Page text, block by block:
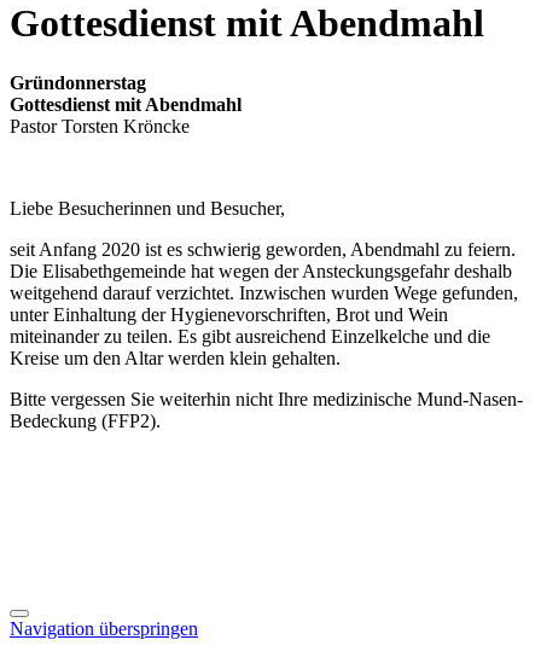
Gottesdienst mit Abendmahl
Gründonnerstag
Gottesdienst mit Abendmahl
Pastor Torsten Kröncke
Liebe Besucherinnen und Besucher,
seit Anfang 2020 ist es schwierig geworden, Abendmahl zu feiern.
Die Elisabethgemeinde hat wegen der Ansteckungsgefahr deshalb
weitgehend darauf verzichtet. Inzwischen wurden Wege gefunden,
unter Einhaltung der Hygienevorschriften, Brot und Wein
miteinander zu teilen. Es gibt ausreichend Einzelkelche und die
Kreise um den Altar werden klein gehalten.
Bitte vergessen Sie weiterhin nicht Ihre medizinische Mund-Nasen-
Bedeckung (FFP2).
Navigation überspringen